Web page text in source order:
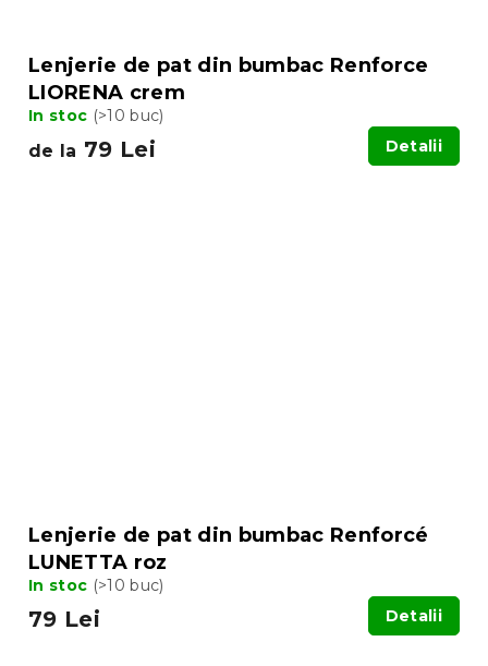
Lenjerie de pat din bumbac Renforce
LIORENA crem
In stoc (>10 buc)
de la 79 Lei Detalii
Lenjerie de pat din bumbac Renforcé
LUNETTA roz
In stoc (>10 buc)
79 Lei Detalii